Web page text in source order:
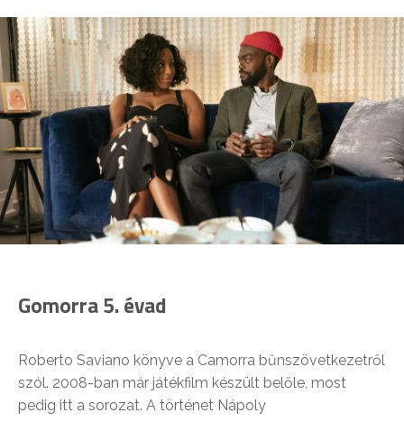
Gomorra 5. évad
Roberto Saviano könyve a Camorra bűnszövetkezetről
szól. 2008-ban már játékfilm készült belőle, most
pedig itt a sorozat. A történet Nápoly